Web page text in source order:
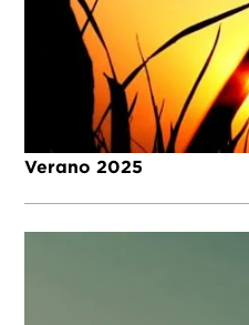
Verano 2025